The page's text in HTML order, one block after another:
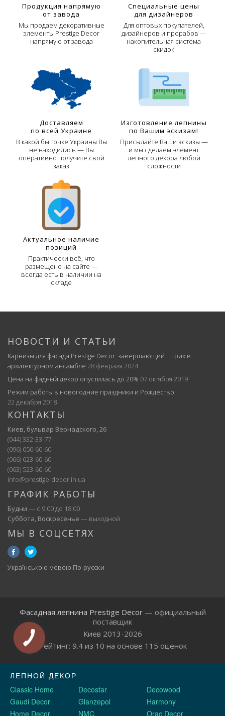
Продукция напрямую
от завода
Мы продаем декоративные
элементы Prestige Decor
напрямую от завода
Специальные цены
для дизайнеров
Для оптовых покупателей,
дизайнеров и прорабов —
накопительная система
скидок
Доставляем
по всей Украине
В какой бы точке Украины Вы
не находились — Вы
оперативно получите свой
заказ
Изготовление лепнины
по Вашим эскизам!
Присылайте Ваши эскизы —
и мы сделаем элемент
лепного декора любой
сложности
Актуальное наличие
позиций
Практически всё, что
размещено на сайте —
всегда есть в наличии на
складе
НОВОСТИ И СТАТЬИ
Карнизы для фасада Prestige Decor: завершающий штрих в
архитектурном ансамбле 28 февраля 2024
Цена на фадный декор опустилась до 20% 07 октября 2019
Режим работы в новогодние праздники и Рождество
22 декабря 2018
КОНТАКТЫ
Киев, бульвар Вернадского, 26
(044) 332-33-77
(096) 050-60-60
(066) 623-60-60
(063) 523-60-60
info@prestige-decor.in.ua
ГРАФИК РАБОТЫ
Будни — с 9:00 до 18:00
Суббота, Воскресенье — выходной
МЫ В СОЦСЕТЯХ
Українською мовою По-русски
Фасадная лепнина Prestige Decor— официальный
поставщик
Киев 2013-2026
Рейтинг: 9.4из 10 на основе 115 оценок
ЛЕПНОЙ ДЕКОР
Classic Home
Decostar
Decowood
Gaudi Decor
Glanzepol
Harmony
Home Decor
NMC Orac Decor